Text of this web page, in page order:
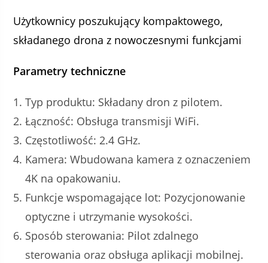
Użytkownicy poszukujący kompaktowego,
składanego drona z nowoczesnymi funkcjami
Parametry techniczne
Typ produktu: Składany dron z pilotem.
Łączność: Obsługa transmisji WiFi.
Częstotliwość: 2.4 GHz.
Kamera: Wbudowana kamera z oznaczeniem
4K na opakowaniu.
Funkcje wspomagające lot: Pozycjonowanie
optyczne i utrzymanie wysokości.
Sposób sterowania: Pilot zdalnego
sterowania oraz obsługa aplikacji mobilnej.